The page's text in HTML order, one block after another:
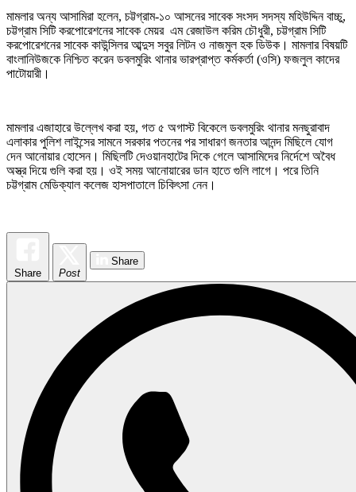
মামলার অন্য আসামিরা হলেন, চট্টগ্রাম-১০ আসনের সাবেক সংসদ সদস্য মহিউদ্দিন বাচ্চু,
চট্টগ্রাম সিটি করপোরেশনের সাবেক মেয়র এম রেজাউল করিম চৌধুরী, চট্টগ্রাম সিটি
করপোরেশনের সাবেক কাউন্সিলর আব্দুস সবুর লিটন ও নাজমুল হক ডিউক। মামলার বিষয়টি
বাংলানিউজকে নিশ্চিত করেন ডবলমুরিং থানার ভারপ্রাপ্ত কর্মকর্তা (ওসি) ফজলুল কাদের
পাটোয়ারী।
মামলার এজাহারে উল্লেখ করা হয়, গত ৫ অগাস্ট বিকেলে ডবলমুরিং থানার মনছুরাবাদ
এলাকার পুলিশ লাইন্সের সামনে সরকার পতনের পর সাধারণ জনতার আনন্দ মিছিলে যোগ
দেন আনোয়ার হোসেন। মিছিলটি দেওয়ানহাটের দিকে গেলে আসামিদের নির্দেশে অবৈধ
অস্ত্র দিয়ে গুলি করা হয়। ওই সময় আনোয়ারের ডান হাতে গুলি লাগে। পরে তিনি
চট্টগ্রাম মেডিক্যাল কলেজ হাসপাতালে চিকিৎসা নেন।
Share Post
Share